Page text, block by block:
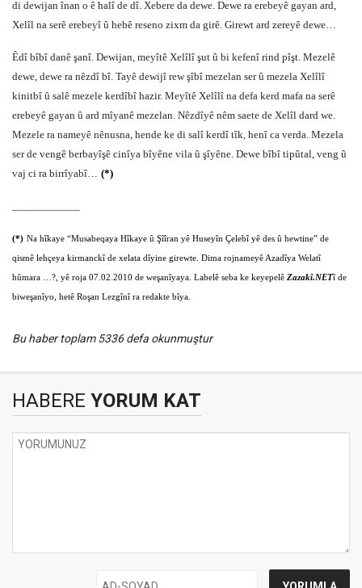
di dewijan înan o ê halî de dî. Xebere da dewe. Dewe ra erebeyê gayan ard,
Xelîl na serê erebeyî û hebê reseno zixm da girê. Girewt ard zereyê dewe…
Êdî bîbî danê şanî. Dewijan, meyîtê Xelîlî şut û bi kefenî rind pîşt. Mezelê
dewe, dewe ra nêzdî bî. Tayê dewijî rew şîbî mezelan ser û mezela Xelîlî
kinitbî û salê mezele kerdîbî hazir. Meyîtê Xelîlî na defa kerd mafa na serê
erebeyê gayan û ard mîyanê mezelan. Nêzdîyê nêm saete de Xelîl dard we.
Mezele ra nameyê nênusna, hende ke di salî kerdî tîk, henî ca verda. Mezela
ser de vengê berbayîşê cinîya bîyêne vila û şîyêne. Dewe bîbî tipûtal, veng û
vaj ci ra birrîyabî… (*)
(*) Na hîkaye “Musabeqaya Hîkaye û Şîîran yê Huseyîn Çelebî yê des û hewtine” de
qismê lehçeya kirmanckî de xelata dîyine girewte. Dima rojnameyê Azadîya Welatî
hûmara …?, yê roja 07.02.2010 de weşanîyaya. Labelê seba ke keyepelê Zazakî.NETî de
biweşanîyo, hetê Roşan Lezgînî ra redakte bîya.
Bu haber toplam 5336 defa okunmuştur
HABERE YORUM KAT